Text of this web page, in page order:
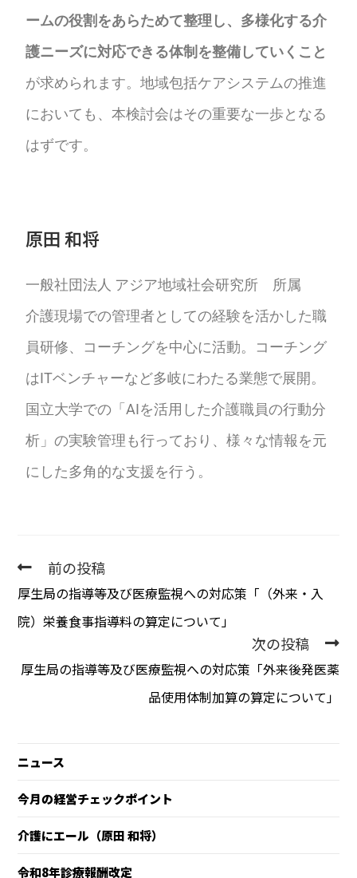
ームの役割をあらためて整理し、多様化する介
護ニーズに対応できる体制を整備していくこと
が求められます。地域包括ケアシステムの推進
においても、本検討会はその重要な一歩となる
はずです。
原田 和将
一般社団法人 アジア地域社会研究所 所属
介護現場での管理者としての経験を活かした職
員研修、コーチングを中心に活動。コーチング
はITベンチャーなど多岐にわたる業態で展開。
国立大学での「AIを活用した介護職員の行動分
析」の実験管理も行っており、様々な情報を元
にした多角的な支援を行う。
前の投稿
厚生局の指導等及び医療監視への対応策「（外来・入
院）栄養食事指導料の算定について」
次の投稿
厚生局の指導等及び医療監視への対応策「外来後発医薬
品使用体制加算の算定について」
ニュース
今月の経営チェックポイント
介護にエール（原田 和将）
令和8年診療報酬改定